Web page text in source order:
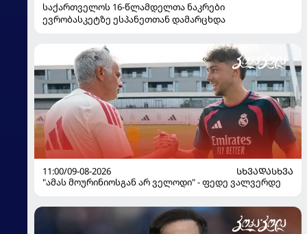
საქართველოს 16-წლამდელთა ნაკრები
ევრობასკეტზე ესპანეთთან დამარცხდა
11:00/09-08-2026
ᲡᲮᲕᲐᲓᲐᲡᲮᲕᲐ
"ამას მოურინიოსგან არ ველოდი" - ფედე ვალვერდე